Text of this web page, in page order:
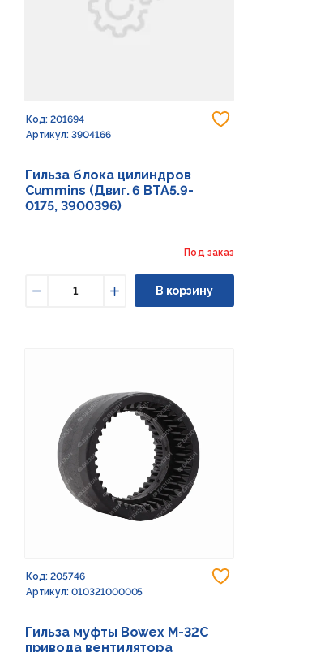
Добавить в избранное
Код: 201694
Артикул: 3904166
Гильза блока цилиндров
Cummins (Двиг. 6 BTA5.9-
0175, 3900396)
Под заказ
Увеличить
В корзину
Добавить в избранное
Код: 205746
Артикул: 010321000005
Гильза муфты Bowex M-32C
привода вентилятора